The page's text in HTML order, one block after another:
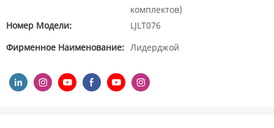
комплектов)
Номер Модели:
LJLT076
Фирменное Наименование: Лидерджой